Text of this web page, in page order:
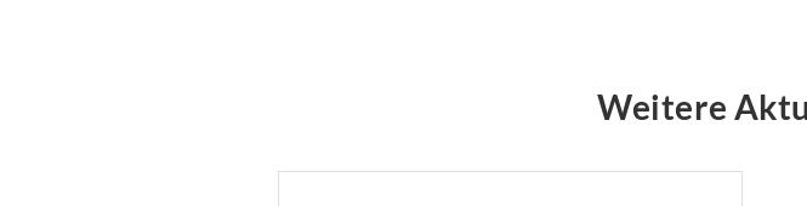
Weitere